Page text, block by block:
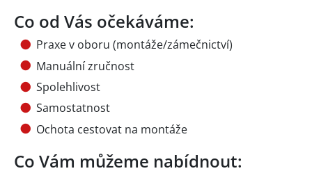
Co od Vás očekáváme:
Praxe v oboru (montáže/zámečnictví)
Manuální zručnost
Spolehlivost
Samostatnost
Ochota cestovat na montáže
Co Vám můžeme nabídnout: